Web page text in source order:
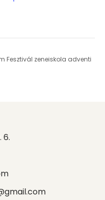
Fesztivál zeneiskola adventi
6.